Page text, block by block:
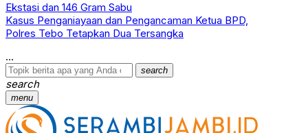
Ekstasi dan 146 Gram Sabu
Kasus Penganiayaan dan Pengancaman Ketua BPD,
Polres Tebo Tetapkan Dua Tersangka
search
menu